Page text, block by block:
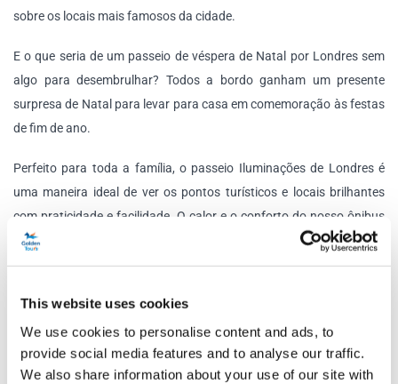
This website uses cookies
We use cookies to personalise content and ads, to
provide social media features and to analyse our traffic.
We also share information about your use of our site with
sobre os locais mais famosos da cidade.
E o que seria de um passeio de véspera de Natal por Londres sem
algo para desembrulhar? Todos a bordo ganham um presente
surpresa de Natal para levar para casa em comemoração às festas
de fim de ano.
Perfeito para toda a família, o passeio Iluminações de Londres é
uma maneira ideal de ver os pontos turísticos e locais brilhantes
com praticidade e facilidade. O calor e o conforto do nosso ônibus
esperam por você .
na área de Victoria.
Programação